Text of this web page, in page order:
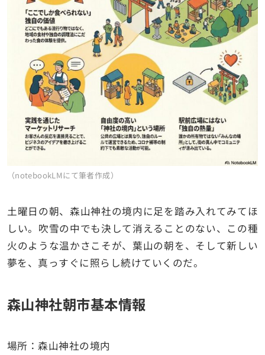
（notebookLMにて筆者作成）
土曜日の朝、森山神社の境内に足を踏み入れてみてほ
しい。吹雪の中でも決して消えることのない、この種
火のような温かさこそが、葉山の朝を、そして新しい
夢を、真っすぐに照らし続けていくのだ。
森山神社朝市基本情報
場所：森山神社の境内